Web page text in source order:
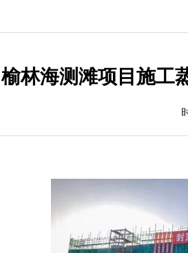
榆林海测滩项目施工